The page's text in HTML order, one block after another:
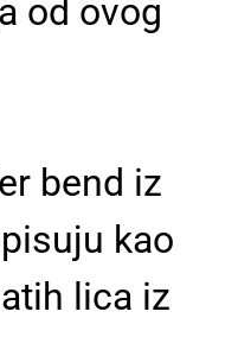
od ovog
bend iz
kao
lica iz